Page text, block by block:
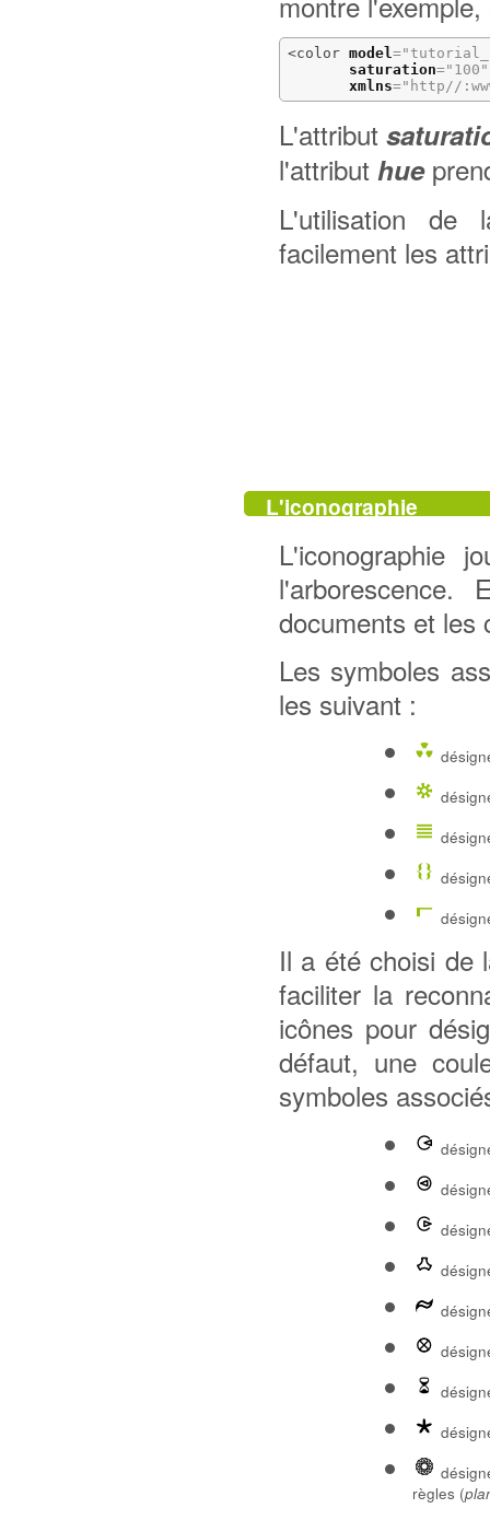
<color model =
saturation="100"
xmlns="http//
L'attribut
l'attribut hue
L'utilisation de
facilement les
L'iconographie
L'iconographie
documents et les
Les symboles
les suivant :
Il a été choisi de
faciliter la
icônes pour
défaut, une
symboles
règles (